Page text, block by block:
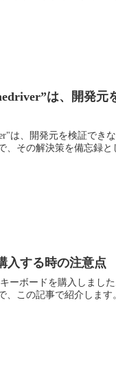
は、開発元
は、開発元を検証でき
、その解決策を備忘録と
入する時の注意点
ーボードを購入しまし
、この記事で紹介します